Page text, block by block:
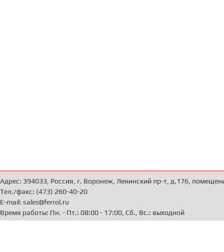
Адрес: 394033, Россия, г. Воронеж, Ленинский пр-т, д.176,
Тел./факс: (473) 260-40-20
E-mail: sales@ferrol.ru
Время работы: Пн. - Пт.: 08:00 - 17:00, Сб., Вс.: выходной